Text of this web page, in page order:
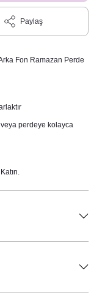
Paylaş
Fon Ramazan Perde
veya perdeye kolayca